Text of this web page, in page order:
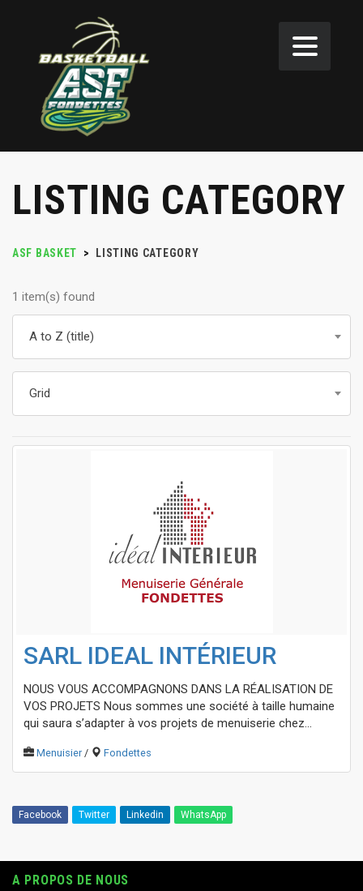
LISTING CATEGORY
ASF BASKET > LISTING CATEGORY
1 item(s) found
A to Z (title)
Grid
SARL IDEAL INTÉRIEUR
NOUS VOUS ACCOMPAGNONS DANS LA RÉALISATION DE
VOS PROJETS Nous sommes une société à taille humaine
qui saura s’adapter à vos projets de menuiserie chez...
Menuisier / Fondettes
Facebook Twitter Linkedin WhatsApp
A PROPOS DE NOUS